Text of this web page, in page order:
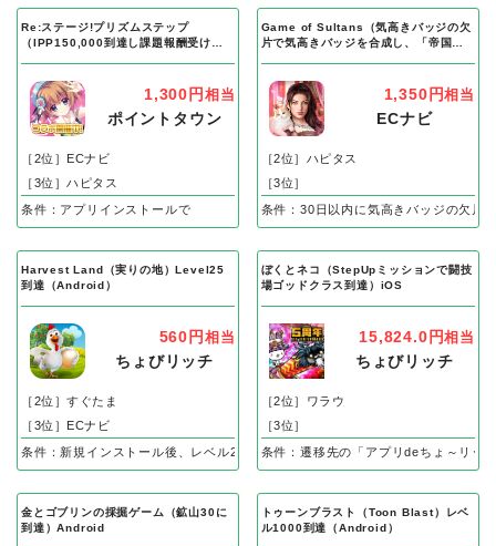
Re:ステージ!プリズムステップ
（IPP150,000到達し課題報酬受け取
1,300円 相当
ポイントタウン
［2位］ECナビ
［3位］ハピタス
条件：アプリインストールで
Game of Sultans（気高きバッジの欠
片で気高きバッジを合成し、「帝国五
1,350円相当
ECナビ
［2位］ハピタス
［3位］
条件：30日以内に気高きバッジの欠片
Harvest Land（実りの地）Level25
到達（Android）
560円 相当
ちょびリッチ
［2位］すぐたま
［3位］ECナビ
条件：新規インストール後、レベル25到達で成果
ぼくとネコ（StepUpミッションで闘技
場ゴッドクラス到達）iOS
15,824.0円相当
ちょびリッチ
［2位］ワラウ
［3位］
条件：遷移先の「アプリdeちょ～リッ
金とゴブリンの採掘ゲーム（鉱山30に
到達）Android
トゥーンブラスト（Toon Blast）レベ
ル1000到達（Android）